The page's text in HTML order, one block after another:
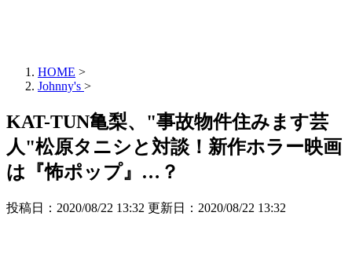
HOME >
Johnny's >
KAT-TUN亀梨、"事故物件住みます芸
人"松原タニシと対談！新作ホラー映画
は『怖ポップ』…？
投稿日：2020/08/22 13:32 更新日： 2020/08/22 13:32